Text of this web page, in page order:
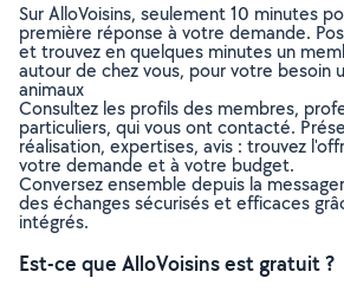
Sur AlloVoisins, seulement 10 minutes
première réponse à votre demande.
et trouvez en quelques minutes un
autour de chez vous, pour votre besoin
animaux
Consultez les profils des membres,
particuliers, qui vous ont contacté.
réalisation, expertises, avis : trouvez
votre demande et à votre budget.
Conversez ensemble depuis la
des échanges sécurisés et efficaces
intégrés.
Est-ce que AlloVoisins est gratuit ?